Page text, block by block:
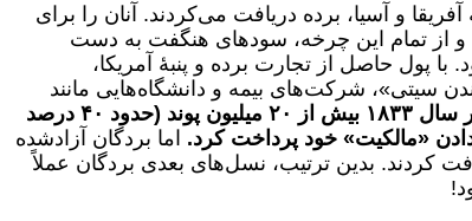
و آسیا، برده دریافت می‌کردند. آنان را برای
و از تمام این چرخه، سودهای هنگفت به دست
با پول حاصل از تجارت برده و پنبۀ آمریکا،
سیتی»، شرکت‌های بیمه و دانشگاه‌هایی مانند
سال۱۸۳۳ بیش از ۲۰ میلیون پوند (حدود ۴۰ درصد
«مالکیت» خود پرداخت کرد. اما بردگان آزادشده
کردند. بدین ترتیب، نسل‌های بعدی بردگان عملاً